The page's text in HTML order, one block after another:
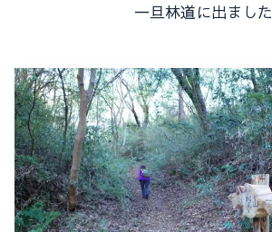
一旦林道に出ました